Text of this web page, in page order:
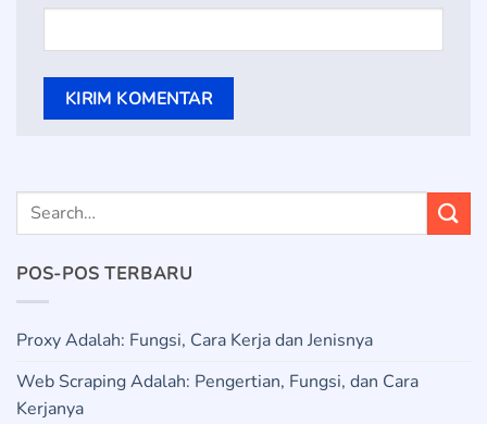
POS-POS TERBARU
Proxy Adalah: Fungsi, Cara Kerja dan Jenisnya
Web Scraping Adalah: Pengertian, Fungsi, dan Cara
Kerjanya